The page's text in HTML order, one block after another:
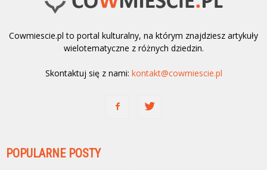
Cowmiescie.pl to portal kulturalny, na którym znajdziesz artykuły
wielotematyczne z różnych dziedzin.
Skontaktuj się z nami: kontakt@cowmiescie.pl
POPULARNE POSTY